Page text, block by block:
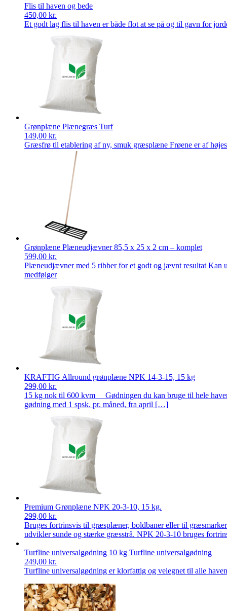
Flis til haven og bede
450,00 kr.
Et godt lag flis til haven er både flot at se på og til gavn for
Grønplæne Plænegræs Turf
149,00 kr.
Græsfrø til etablering af ny, smuk græsplæne Frøene er af
Grønplæne Plæneudjævner 85,5 x 25 x 2 cm – komplet
599,00 kr.
Plæneudjævner med 5 ribber for et godt og jævnt resultat Kan
medfølger
KRAFTIG Allround grønplæne NPK 14-3-15, 15 kg
299,00 kr.
15 kg nok til 600 kvm Gødningen du kan bruge til hele
gødning med 1 spsk. pr. måned, fra april […]
Premium Grønplæne NPK 20-3-10, 15 kg.
299,00 kr.
Bruges fortrinsvis til græsplæner, boldbaner eller til
udvikler sunde og stærke græsstrå. NPK 20-3-10 bruges
Turfline universalgødning 10 kg Turfline universalgødning
249,00 kr.
Turfline universalgødning er klorfattig og velegnet til alle